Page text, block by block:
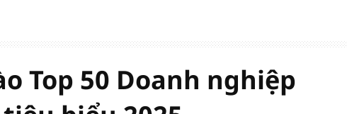
vụ Rodri mở đường cho Man Utd sở hữu tiền vệ báu vật của
thức đối với tham vọng công nghệ của Đông Nam Á
đấu giá 57 lô đất tại phường Kiến An, với giá khởi điểm từ 18
Top 50 Doanh nghiệp